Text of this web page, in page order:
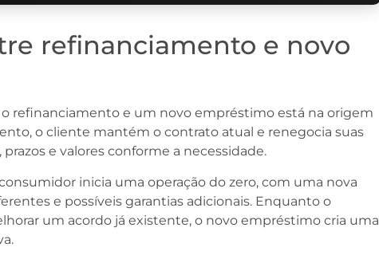
refinanciamento e novo
refinanciamento e um novo empréstimo está na origem
o cliente mantém o contrato atual e renegocia suas
e valores conforme a necessidade.
inicia uma operação do zero, com uma nova
e possíveis garantias adicionais. Enquanto o
um acordo já existente, o novo empréstimo cria uma